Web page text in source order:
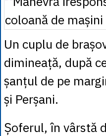
Un cuplu de
dimineață, după
șanțul de pe
și Perșani.
Șoferul, în vârstă